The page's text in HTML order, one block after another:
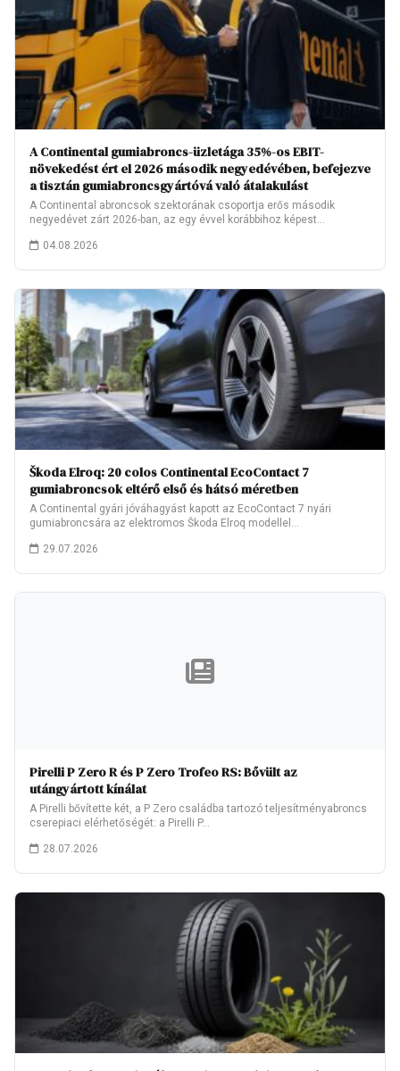
A Continental gumiabroncs-üzletága 35%-os EBIT-
növekedést ért el 2026 második negyedévében, befejezve
a tisztán gumiabroncsgyártóvá való átalakulást
A Continental abroncsok szektorának csoportja erős második
negyedévet zárt 2026-ban, az egy évvel korábbihoz képest…
04.08.2026
Škoda Elroq: 20 colos Continental EcoContact 7
gumiabroncsok eltérő első és hátsó méretben
A Continental gyári jóváhagyást kapott az EcoContact 7 nyári
gumiabroncsára az elektromos Škoda Elroq modellel…
29.07.2026
Pirelli P Zero R és P Zero Trofeo RS: Bővült az
utángyártott kínálat
A Pirelli bővítette két, a P Zero családba tartozó teljesítményabroncs
cserepiaci elérhetőségét: a Pirelli P…
28.07.2026